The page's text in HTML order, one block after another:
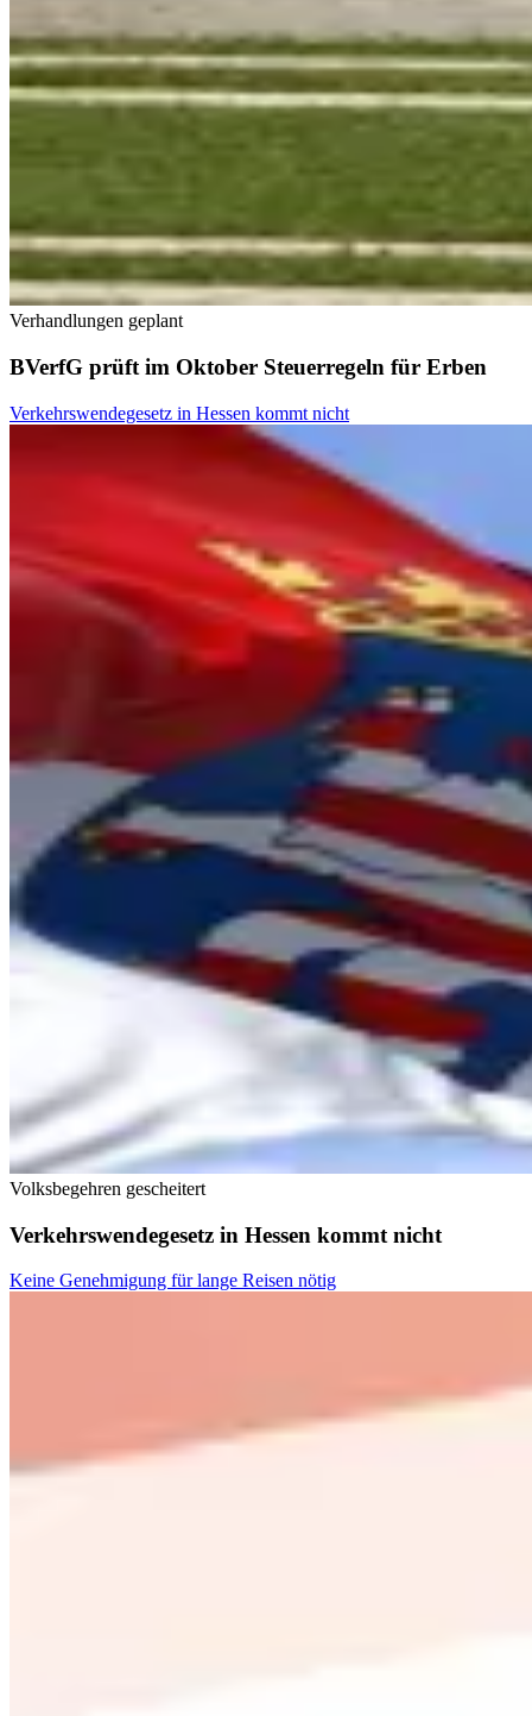
Verhandlungen geplant
BVerfG prüft im Oktober Steuerregeln für Erben
Verkehrswendegesetz in Hessen kommt nicht
Volksbegehren gescheitert
Verkehrswendegesetz in Hessen kommt nicht
Keine Genehmigung für lange Reisen nötig